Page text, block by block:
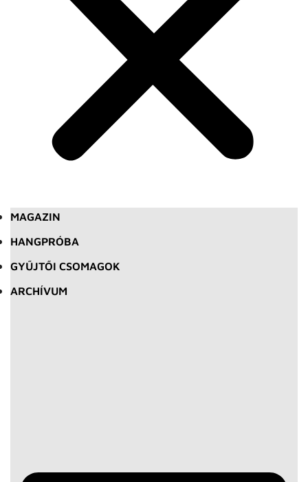
MAGAZIN
HANGPRÓBA
GYŰJTŐI CSOMAGOK
ARCHÍVUM